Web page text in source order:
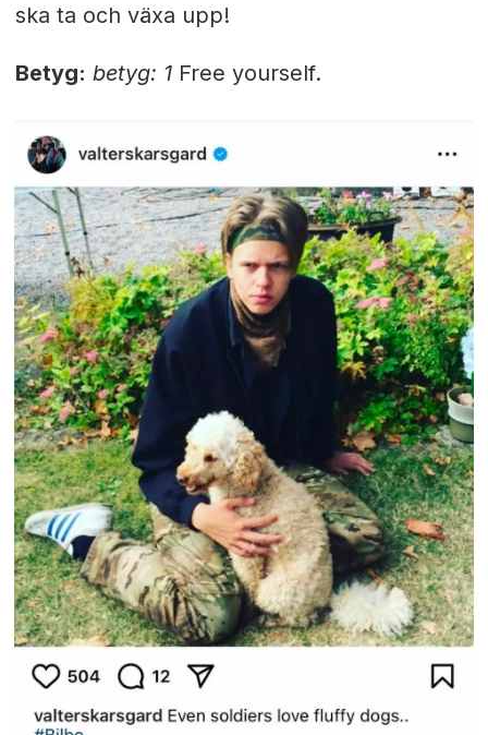
ska ta och växa upp!
Betyg: betyg: 1Free yourself.